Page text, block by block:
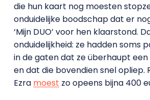
die hun kaart nog moesten
onduidelijke boodschap dat er
‘Mijn DUO’ voor hen klaarstond.
onduidelijkheid: ze hadden soms
in de gaten dat ze überhaupt
en dat die bovendien snel opliep.
Ezra moest zo opeens bijna 400